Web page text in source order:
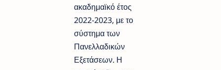
ακαδημαϊκό έτος
2022-2023, με το
σύστημα των
Πανελλαδικών
Εξετάσεων. Η